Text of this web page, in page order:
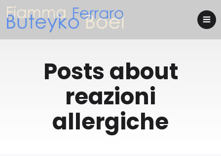
Posts about
reazioni
allergiche